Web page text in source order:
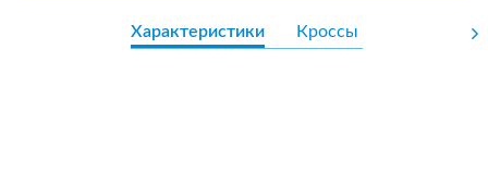
Характеристики Кроссы